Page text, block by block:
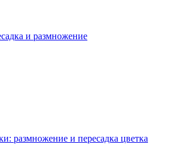
и размножение
размножение и пересадка цветка